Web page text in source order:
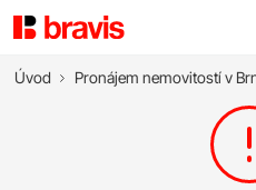
Úvod Pronájem nemovitostí v